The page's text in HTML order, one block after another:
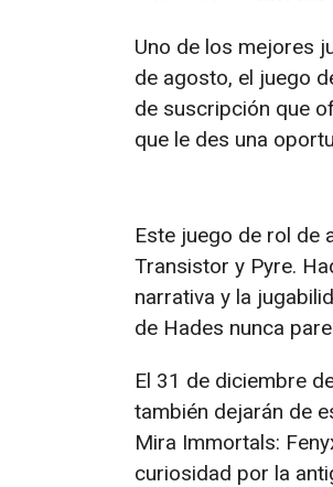
Uno de los mejores
de agosto, el juego
de suscripción que
que le des una
Este juego de rol de
Transistor y Pyre.
narrativa y la
de Hades nunca
El 31 de diciembre
también dejarán de
Mira Immortals:
curiosidad por la